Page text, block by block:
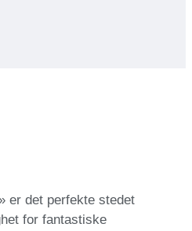
er det perfekte stedet
for fantastiske